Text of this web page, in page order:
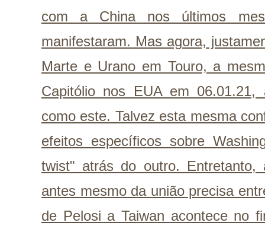
com a China nos últimos
manifestaram. Mas agora,
Marte e Urano em Touro, a
Capitólio nos EUA em 06.01.21,
como este. Talvez esta mesma
efeitos específicos sobre
twist" atrás do outro. Entretanto,
antes mesmo da união precisa
de Pelosi a Taiwan acontece no